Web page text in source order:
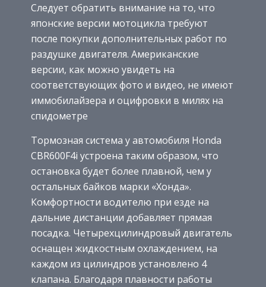
Следует обратить внимание на то, что
японские версии мотоцикла требуют
после покупки дополнительных работ по
раздушке двигателя. Американские
версии, как можно увидеть на
соответствующих фото и видео, не имеют
иммобилайзера и оцифровки в милях на
спидометре
Тормозная система у автомобиля Honda
CBR600F4i устроена таким образом, что
остановка будет более плавной, чем у
остальных байков марки «Хонда».
Комфортности водителю при езде на
дальние дистанции добавляет прямая
посадка. Четырехцилиндровый двигатель
оснащен жидкостным охлаждением, на
каждом из цилиндров установлено 4
клапана. Благодаря плавности работы